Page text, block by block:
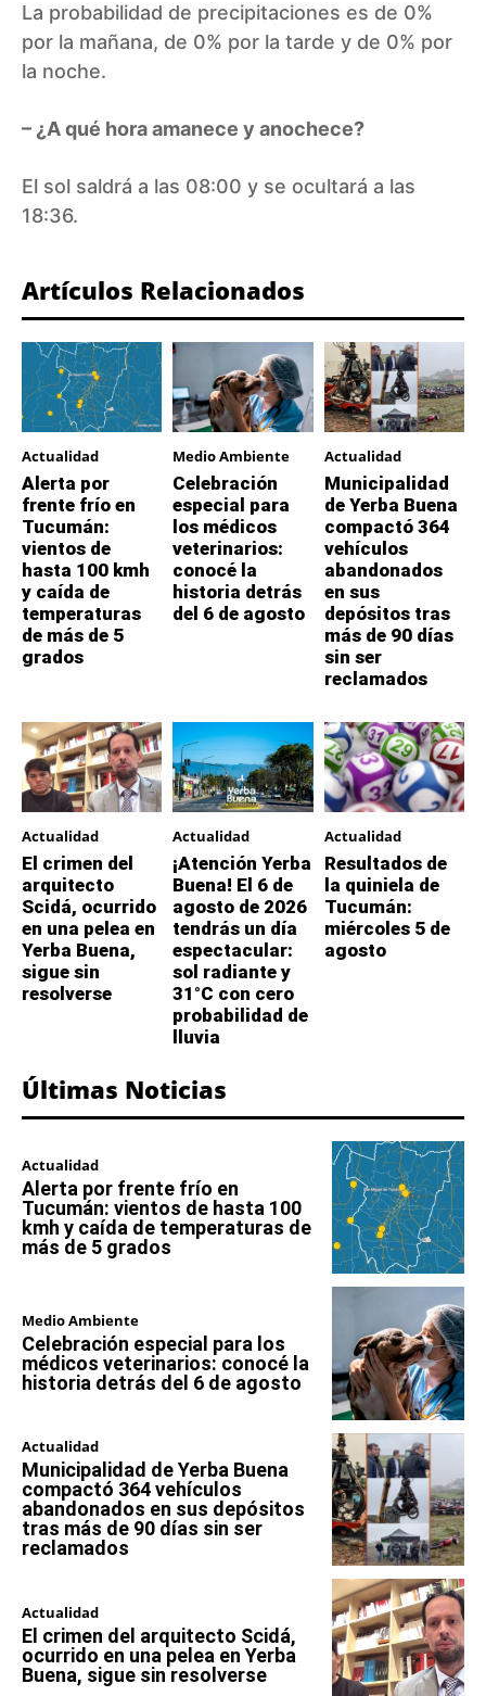
La probabilidad de precipitaciones es de 0%
por la mañana, de 0% por la tarde y de 0% por
la noche.
– ¿A qué hora amanece y anochece?
El sol saldrá a las 08:00 y se ocultará a las
18:36.
Artículos Relacionados
Actualidad
Alerta por
frente frío en
Tucumán:
vientos de
hasta 100 kmh
y caída de
temperaturas
de más de 5
grados
Medio Ambiente
Celebración
especial para
los médicos
veterinarios:
conocé la
historia detrás
del 6 de agosto
Actualidad
Municipalidad
de Yerba Buena
compactó 364
vehículos
abandonados
en sus
depósitos tras
más de 90 días
sin ser
reclamados
Actualidad
El crimen del
arquitecto
Scidá, ocurrido
en una pelea en
Yerba Buena,
sigue sin
resolverse
Actualidad
¡Atención Yerba
Buena! El 6 de
agosto de 2026
tendrás un día
espectacular:
sol radiante y
31°C con cero
probabilidad de
lluvia
Actualidad
Resultados de
la quiniela de
Tucumán:
miércoles 5 de
agosto
Últimas Noticias
Actualidad
Alerta por frente frío en
Tucumán: vientos de hasta 100
kmh y caída de temperaturas de
más de 5 grados
Medio Ambiente
Celebración especial para los
médicos veterinarios: conocé la
historia detrás del 6 de agosto
Actualidad
Municipalidad de Yerba Buena
compactó 364 vehículos
abandonados en sus depósitos
tras más de 90 días sin ser
reclamados
Actualidad
El crimen del arquitecto Scidá,
ocurrido en una pelea en Yerba
Buena, sigue sin resolverse